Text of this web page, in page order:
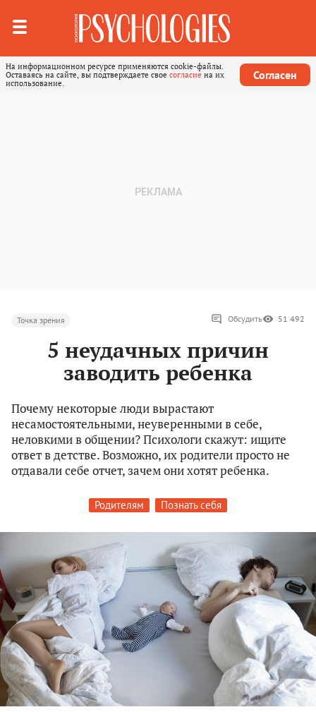
На информационном ресурсе применяются cookie-файлы.
Оставаясь на сайте, вы подтверждаете свое согласие на их
использование.
Согласен
Точка зрения Обсудить 51 492
5 неудачных причин
заводить ребенка
Почему некоторые люди вырастают
несамостоятельными, неуверенными в себе,
неловкими в общении? Психологи скажут: ищите
ответ в детстве. Возможно, их родители просто не
отдавали себе отчет, зачем они хотят ребенка.
Родителям Познать себя